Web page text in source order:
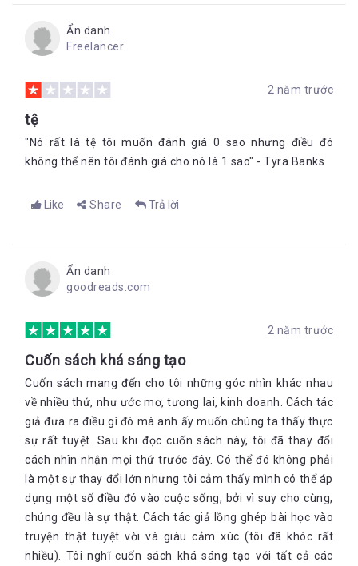
Ẩn danh
Freelancer
2 năm trước
tệ
"Nó rất là tệ tôi muốn đánh giá 0 sao nhưng điều đó
không thể nên tôi đánh giá cho nó là 1 sao" - Tyra Banks
Like Share Trả lời
Ẩn danh
goodreads.com
2 năm trước
Cuốn sách khá sáng tạo
Cuốn sách mang đến cho tôi những góc nhìn khác nhau
về nhiều thứ, như ước mơ, tương lai, kinh doanh. Cách tác
giả đưa ra điều gì đó mà anh ấy muốn chúng ta thấy thực
sự rất tuyệt. Sau khi đọc cuốn sách này, tôi đã thay đổi
cách nhìn nhận mọi thứ trước đây. Có thể đó không phải
là một sự thay đổi lớn nhưng tôi cảm thấy mình có thể áp
dụng một số điều đó vào cuộc sống, bởi vì suy cho cùng,
chúng đều là sự thật. Cách tác giả lồng ghép bài học vào
truyện thật tuyệt vời và giàu cảm xúc (tôi đã khóc rất
nhiều). Tôi nghĩ cuốn sách khá sáng tạo với tất cả các